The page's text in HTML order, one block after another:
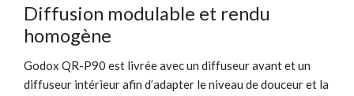
Diffusion modulable et rendu
homogène
Godox QR-P90 est livrée avec un diffuseur avant et un
diffuseur intérieur afin d’adapter le niveau de douceur et la